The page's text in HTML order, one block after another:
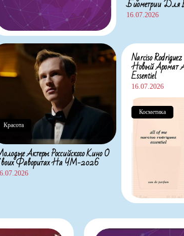
Биометрии Для
16.07.2026
Красота
Актеры Российского Кино О
Фаворитах На ЧМ-2026
Narciso
Новый Аромат
Essentiel
16.07.2026
Косметика